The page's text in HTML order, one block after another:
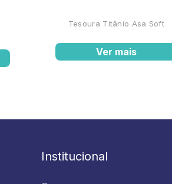
Tesoura Titânio Asa Soft
Ver mais
Institucional